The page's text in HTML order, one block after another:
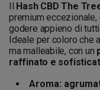
Il Hash CBD The
premium eccezionale,
godere appieno di
Ideale per coloro che
ma malleabile, con un
raffinato e
Aroma: